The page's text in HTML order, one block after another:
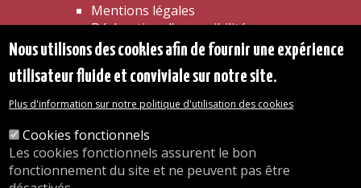
Mentions légales
Déclaration d'accessibilité
Transparence
Les services de l'administration
Organigramme
© 2026 Commune d'Auderghem
Rue Emile Idiers 12 - 1160 Auderghem
Nous utilisons des cookies afin de fournir une expérience
utilisateur fluide et conviviale sur notre site.
Plus d'information sur notre politique d'utilisation des cookies
Cookies fonctionnels
Les cookies fonctionnels assurent le bon
fonctionnement du site et ne peuvent pas être